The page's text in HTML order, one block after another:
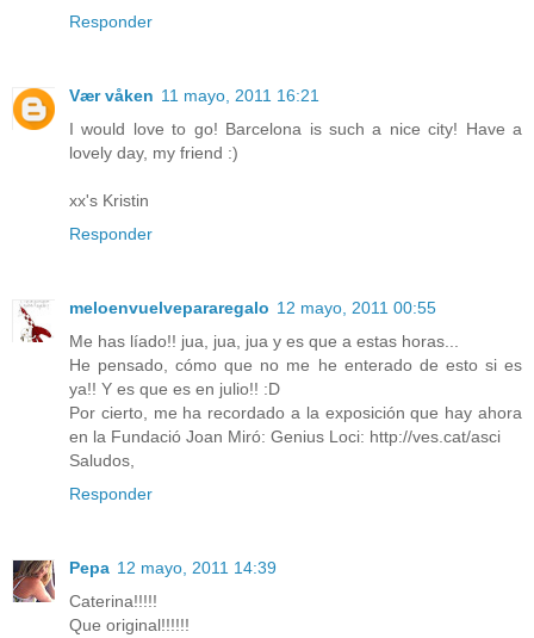
Responder
Vær våken 11 mayo, 2011 16:21
I would love to go! Barcelona is such a nice city! Have a
lovely day, my friend :)
xx's Kristin
Responder
meloenvuelvepararegalo 12 mayo, 2011 00:55
Me has líado!! jua, jua, jua y es que a estas horas...
He pensado, cómo que no me he enterado de esto si es
ya!! Y es que es en julio!! :D
Por cierto, me ha recordado a la exposición que hay ahora
en la Fundació Joan Miró: Genius Loci: http://ves.cat/asci
Saludos,
Responder
Pepa 12 mayo, 2011 14:39
Caterina!!!!!
Que original!!!!!!